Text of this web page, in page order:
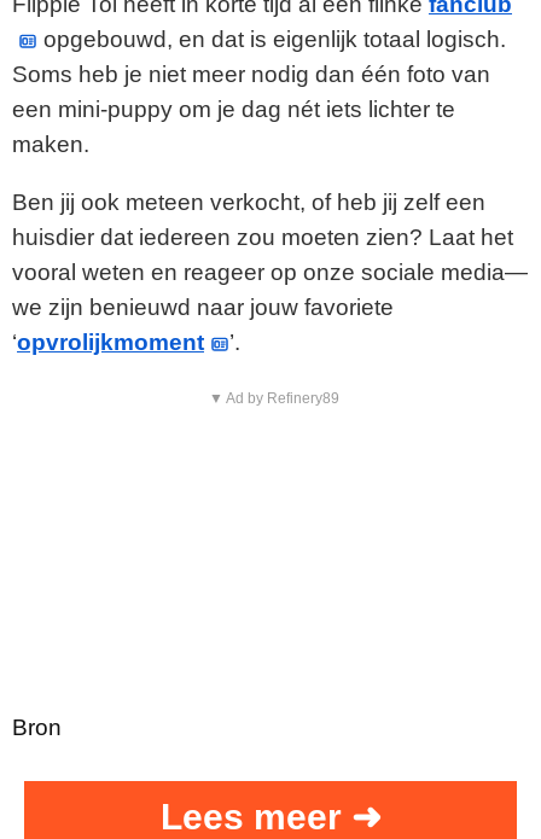
opgebouwd, en dat is eigenlijk totaal logisch.
Soms heb je niet meer nodig dan één foto van
een mini-puppy om je dag nét iets lichter te
maken.
Ben jij ook meteen verkocht, of heb jij zelf een
huisdier dat iedereen zou moeten zien? Laat het
vooral weten en reageer op onze sociale media—
we zijn benieuwd naar jouw favoriete
‘opvrolijkmoment ’.
▼ Ad by Refinery89
Bron
Lees meer ➜